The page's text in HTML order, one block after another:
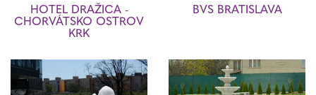
HOTEL DRAŽICA -
CHORVÁTSKO OSTROV
KRK
BVS BRATISLAVA